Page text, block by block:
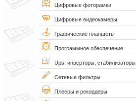
Цифровые фоторамки
Цифровые видеокамеры
Графические планшеты
Программное обеспечение
Ups, инверторы, стабилизаторы
Сетевые фильтры
Плееры и рекордеры